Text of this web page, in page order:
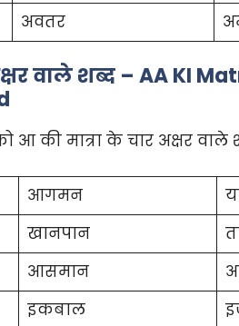
अवतर
वाले शब्द – AA KI
की मात्रा के चार अक्षर वाले
आगमन
खानपान
आसमान
इकबाल